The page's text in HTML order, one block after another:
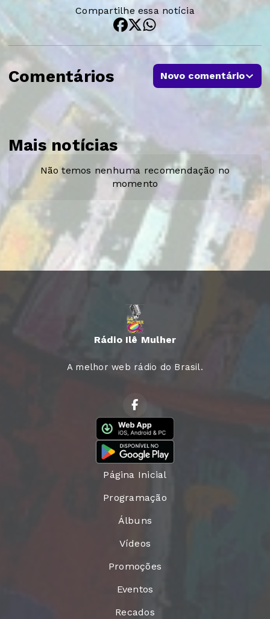
Compartilhe essa notícia
Comentários Novo comentário
Mais notícias
Não temos nenhuma recomendação no
momento
Rádio Ilê Mulher
A melhor web rádio do Brasil.
Página Inicial
Programação
Álbuns
Vídeos
Promoções
Eventos
Recados